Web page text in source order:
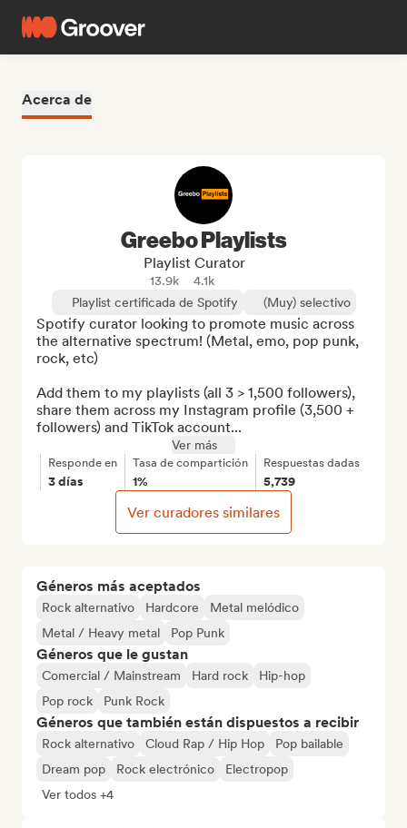
Acerca de
Géneros más aceptados
Rock alternativo Hardcore
Metal melódico
Metal / Heavy metal
Pop Punk
Géneros que le gustan
Comercial / Mainstream Hard rock
Hip-hop
Pop rock
Punk Rock
Géneros que también están dispuestos a recibir
Rock alternativo Cloud Rap / Hip Hop
Pop bailable
Dream pop
Rock electrónico
Electropop
Ver todos +4
Greebo Playlists
Playlist Curator
13.9k
4.1k
Playlist certificada de Spotify
(Muy) selectivo
Spotify curator looking to promote music across
the alternative spectrum! (Metal, emo, pop punk,
rock, etc)
Add them to my playlists (all 3 > 1,500 followers),
share them across my Instagram profile (3,500 +
followers) and TikTok account...
Ver más
Responde en
3 días
Tasa de compartición
1%
Respuestas dadas
5,739
Ver curadores similares